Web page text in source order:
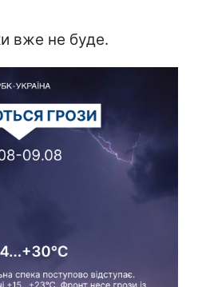
вже не буде.